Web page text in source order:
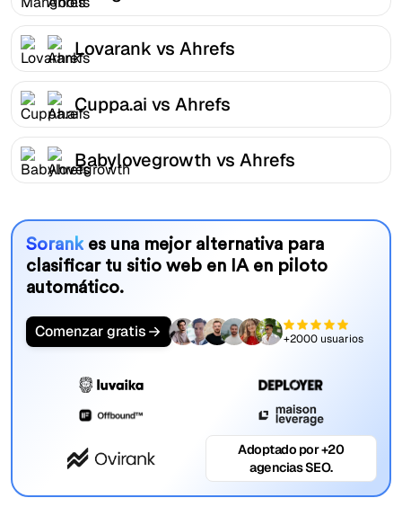
Lovarank vs Ahrefs
Cuppa.ai vs Ahrefs
Babylovegrowth vs Ahrefs
Sorankes una mejor alternativa para
clasificar tu sitio web en IA en piloto
automático.
Comenzar gratis +2000 usuarios
Adoptado por +20
agencias SEO.